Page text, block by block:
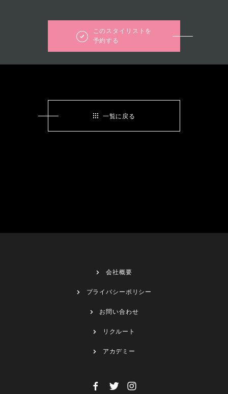
このスタイリストを
予約する
一覧に戻る
会社概要
プライバシーポリシー
お問い合わせ
リクルート
アカデミー